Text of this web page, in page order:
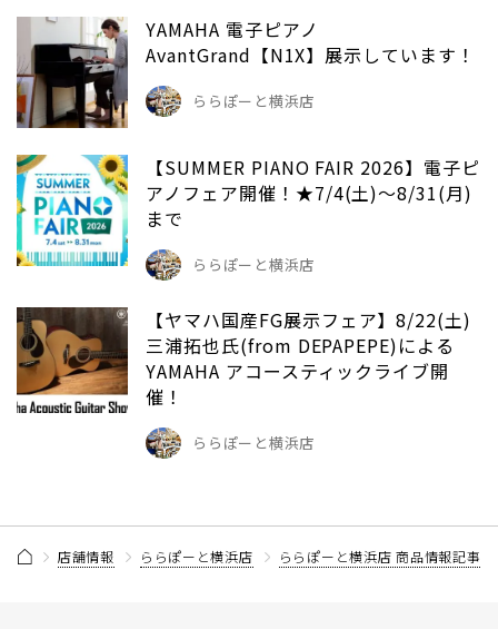
YAMAHA 電子ピアノ
AvantGrand【N1X】展示しています！
ららぽーと横浜店
【SUMMER PIANO FAIR 2026】電子ピ
アノフェア開催！★7/4(土)～8/31(月)
まで
ららぽーと横浜店
【ヤマハ国産FG展示フェア】8/22(土)
三浦拓也氏(from DEPAPEPE)による
YAMAHA アコースティックライブ開
催！
ららぽーと横浜店
店舗情報 ららぽーと横浜店 ららぽーと横浜店 商品情報記事